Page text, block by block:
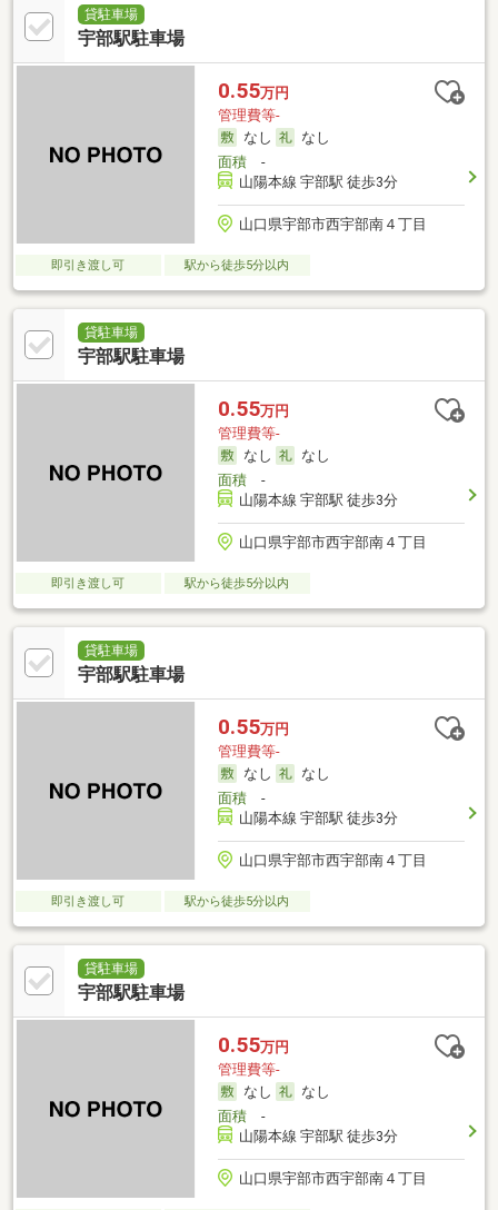
貸駐車場
宇部駅駐車場
0.55万円
管理費等-
なし
なし
面積-
山陽本線 宇部駅 徒歩3分
山口県宇部市西宇部南４丁目
即引き渡し可 駅から徒歩5分以内
貸駐車場
宇部駅駐車場
0.55万円
管理費等-
なし
なし
面積-
山陽本線 宇部駅 徒歩3分
山口県宇部市西宇部南４丁目
即引き渡し可 駅から徒歩5分以内
貸駐車場
宇部駅駐車場
0.55万円
管理費等-
なし
なし
面積-
山陽本線 宇部駅 徒歩3分
山口県宇部市西宇部南４丁目
即引き渡し可 駅から徒歩5分以内
貸駐車場
宇部駅駐車場
0.55万円
管理費等-
なし
なし
面積-
山陽本線 宇部駅 徒歩3分
山口県宇部市西宇部南４丁目